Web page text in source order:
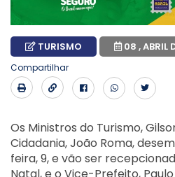
TURISMO 08 , ABRIL
Compartilhar
Os Ministros do Turismo,
Cidadania, João Roma,
feira, 9, e vão ser